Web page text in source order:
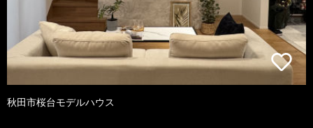
秋田市桜台モデルハウス